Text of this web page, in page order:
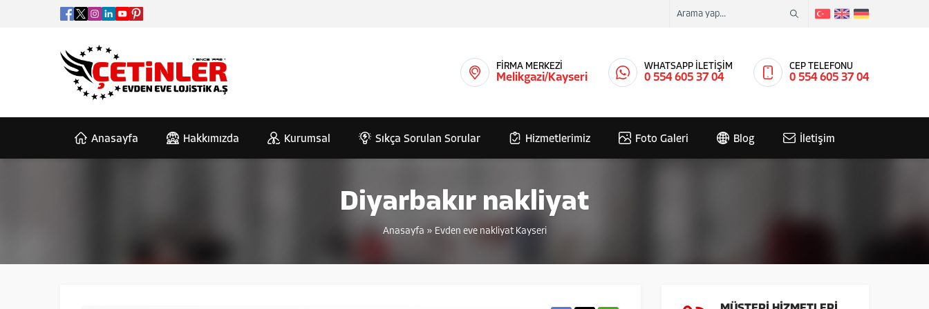
FİRMA MERKEZİ
Melikgazi/Kayseri
WHATSAPP İLETİŞİM
0 554 605 37 04
CEP TELEFONU
0 554 605 37 04
Anasayfa Hakkımızda Kurumsal Sıkça Sorulan Sorular Hizmetlerimiz Foto Galeri Blog İletişim
Diyarbakır nakliyat
Anasayfa » Evden eve nakliyat Kayseri